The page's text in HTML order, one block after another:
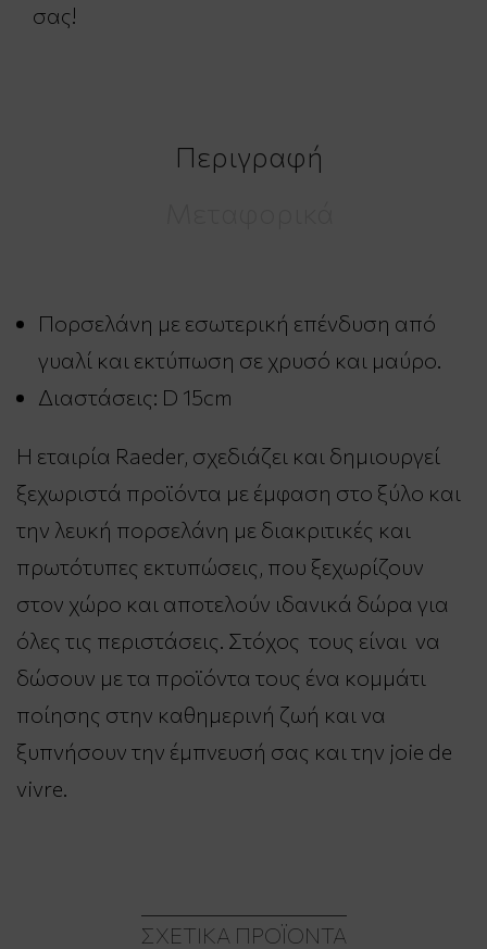
σας!
Περιγραφή
Πορσελάνη με εσωτερική επένδυση από
γυαλί και εκτύπωση σε χρυσό και μαύρο.
Διαστάσεις: D 15cm
Η εταιρία Raeder, σχεδιάζει και δημιουργεί
ξεχωριστά προϊόντα με έμφαση στο ξύλο και
την λευκή πορσελάνη με διακριτικές και
πρωτότυπες εκτυπώσεις, που ξεχωρίζουν
στον χώρο και αποτελούν ιδανικά δώρα για
όλες τις περιστάσεις. Στόχος τους είναι να
δώσουν με τα προϊόντα τους ένα κομμάτι
ποίησης στην καθημερινή ζωή και να
ξυπνήσουν την έμπνευσή σας και την joie de
vivre.
ΣΧΕΤΙΚΆ ΠΡΟΪΌΝΤΑ